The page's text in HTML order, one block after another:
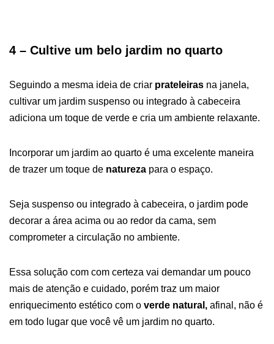
4 – Cultive um belo jardim no quarto
Seguindo a mesma ideia de criar prateleiras na janela,
cultivar um jardim suspenso ou integrado à cabeceira
adiciona um toque de verde e cria um ambiente relaxante.
Incorporar um jardim ao quarto é uma excelente maneira
de trazer um toque de natureza para o espaço.
Seja suspenso ou integrado à cabeceira, o jardim pode
decorar a área acima ou ao redor da cama, sem
comprometer a circulação no ambiente.
Essa solução com com certeza vai demandar um pouco
mais de atenção e cuidado, porém traz um maior
enriquecimento estético com o verde natural, afinal, não é
em todo lugar que você vê um jardim no quarto.